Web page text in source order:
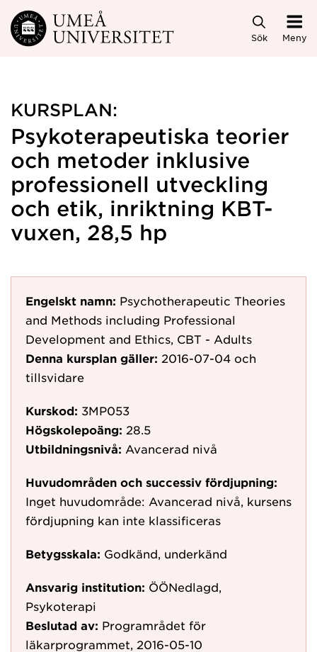
Hoppa direkt till innehållet
Sök Meny
KURSPLAN:
Psykoterapeutiska teorier
och metoder inklusive
professionell utveckling
och etik, inriktning KBT-
vuxen, 28,5 hp
Engelskt namn: Psychotherapeutic Theories
and Methods including Professional
Development and Ethics, CBT - Adults
Denna kursplan gäller: 2016-07-04 och
tillsvidare
Kurskod: 3MP053
Högskolepoäng: 28.5
Utbildningsnivå: Avancerad nivå
Huvudområden och successiv fördjupning:
Inget huvudområde: Avancerad nivå, kursens
fördjupning kan inte klassificeras
Betygsskala: Godkänd, underkänd
Ansvarig institution: ÖÖNedlagd,
Psykoterapi
Beslutad av: Programrådet för
läkarprogrammet, 2016-05-10